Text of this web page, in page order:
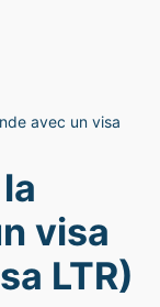
avec un visa
visa
LTR)